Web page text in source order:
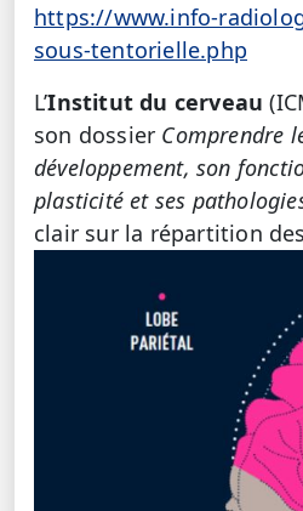
https://www.info-
sous-tentorielle.php
L’Institut du cerveau
son dossier Comprendre
développement, son
plasticité et ses
clair sur la répartition